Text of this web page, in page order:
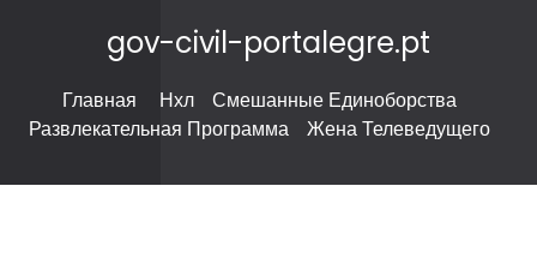
gov-civil-portalegre.pt
Главная Нхл
Смешанные Единоборства
Развлекательная Программа
Жена Телеведущего